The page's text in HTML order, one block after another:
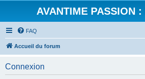
AVANTIME PASSION
FAQ
Accueil du forum
Connexion